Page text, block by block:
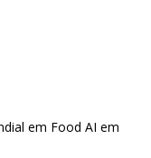
em Food AI em